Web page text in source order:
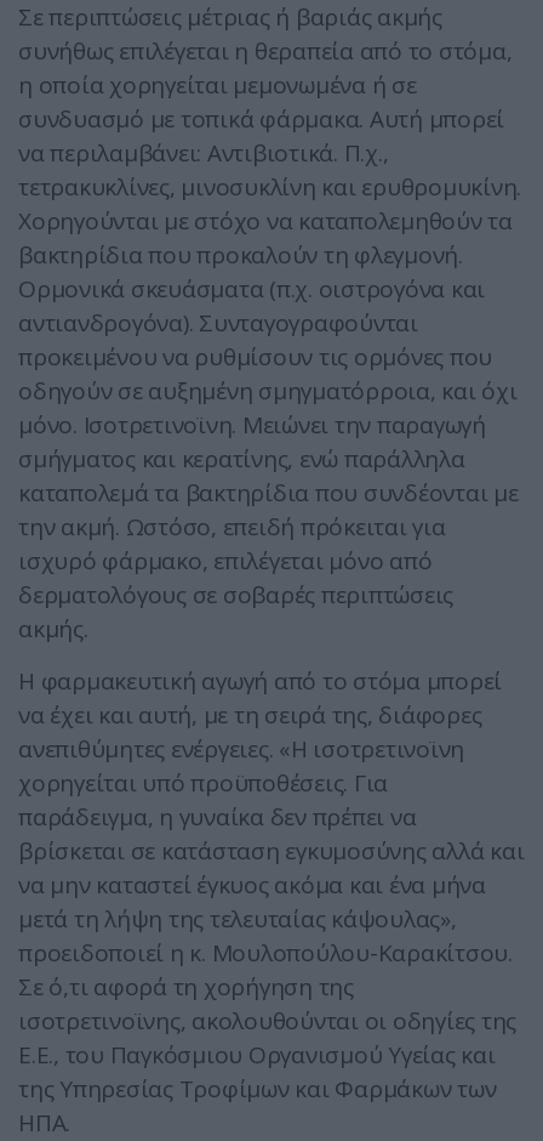
Σε περιπτώσεις μέτριας ή βαριάς ακμής
συνήθως επιλέγεται η θεραπεία από το στόμα,
η οποία χορηγείται μεμονωμένα ή σε
συνδυασμό με τοπικά φάρμακα. Αυτή μπορεί
να περιλαμβάνει: Αντιβιοτικά. Π.χ.,
τετρακυκλίνες, μινοσυκλίνη και ερυθρομυκίνη.
Χορηγούνται με στόχο να καταπολεμηθούν τα
βακτηρίδια που προκαλούν τη φλεγμονή.
Ορμονικά σκευάσματα (π.χ. οιστρογόνα και
αντιανδρογόνα). Συνταγογραφούνται
προκειμένου να ρυθμίσουν τις ορμόνες που
οδηγούν σε αυξημένη σμηγματόρροια, και όχι
μόνο. Ισοτρετινοϊνη. Μειώνει την παραγωγή
σμήγματος και κερατίνης, ενώ παράλληλα
καταπολεμά τα βακτηρίδια που συνδέονται με
την ακμή. Ωστόσο, επειδή πρόκειται για
ισχυρό φάρμακο, επιλέγεται μόνο από
δερματολόγους σε σοβαρές περιπτώσεις
ακμής.
Η φαρμακευτική αγωγή από το στόμα μπορεί
να έχει και αυτή, με τη σειρά της, διάφορες
ανεπιθύμητες ενέργειες. «Η ισοτρετινοϊνη
χορηγείται υπό προϋποθέσεις. Για
παράδειγμα, η γυναίκα δεν πρέπει να
βρίσκεται σε κατάσταση εγκυμοσύνης αλλά και
να μην καταστεί έγκυος ακόμα και ένα μήνα
μετά τη λήψη της τελευταίας κάψουλας»,
προειδοποιεί η κ. Μουλοπούλου-Καρακίτσου.
Σε ό,τι αφορά τη χορήγηση της
ισοτρετινοϊνης, ακολουθούνται οι οδηγίες της
Ε.Ε., του Παγκόσμιου Οργανισμού Υγείας και
της Υπηρεσίας Τροφίμων και Φαρμάκων των
ΗΠΑ.